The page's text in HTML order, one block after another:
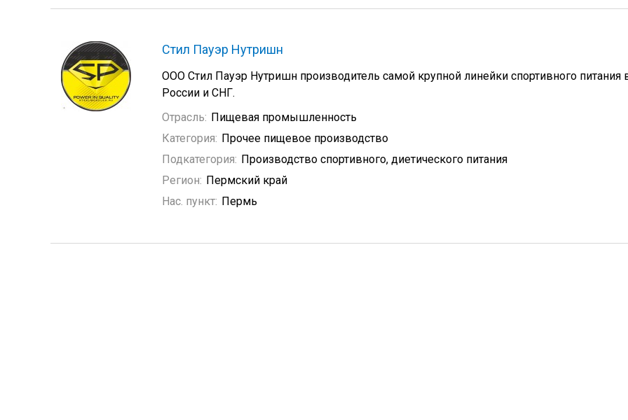
Стил Пауэр Нутришн
ООО Стил Пауэр Нутришн производитель самой крупной линейки спортивного питания
России и СНГ.
Отрасль: Пищевая промышленность
Категория: Прочее пищевое производство
Подкатегория: Производство спортивного, диетического питания
Регион: Пермский край
Нас. пункт: Пермь